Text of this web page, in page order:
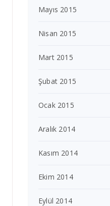
Mayıs 2015
Nisan 2015
Mart 2015
Şubat 2015
Ocak 2015
Aralık 2014
Kasım 2014
Ekim 2014
Eylül 2014